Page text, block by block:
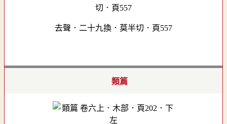
去聲．二十九換．莫半切．頁557
類篇